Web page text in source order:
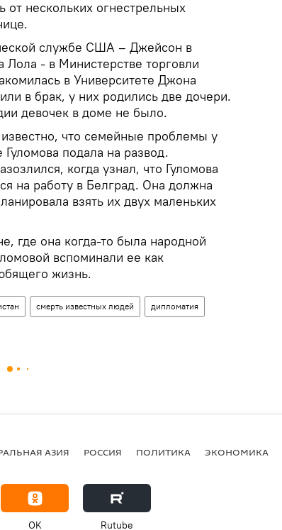
нескольких огнестрельных
службе США – Джейсон в
Лола - в Министерстве торговли
в Университете Джона
в брак, у них родились две дочери.
девочек в доме не было.
что семейные проблемы у
Гуломова подала на развод.
когда узнал, что Гуломова
на работу в Белград. Она должна
взять их двух маленьких
где она когда-то была народной
вспоминали ее как
жизнь.
смерть известных людей дипломатия
АЗИЯ РОССИЯ ПОЛИТИКА ЭКОНОМИКА
OK Rutube